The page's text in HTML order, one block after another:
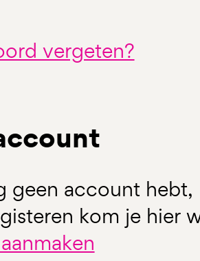
vergeten?
geen account hebt,
kom je hier